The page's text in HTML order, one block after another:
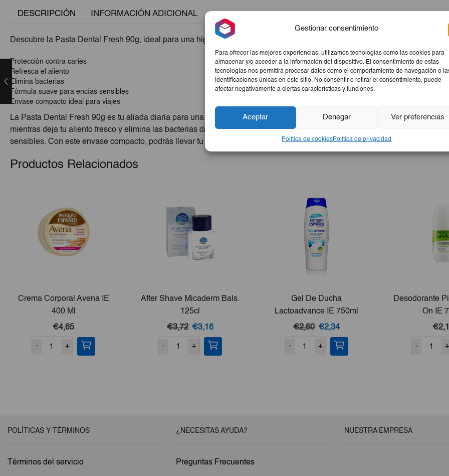
Gestionar consentimiento
Para ofrecer las mejores experiencias, utilizamos tecnologías como las cookies para
almacenar y/o acceder a la información del dispositivo. El consentimiento de estas
tecnologías nos permitirá procesar datos como el comportamiento de navegación o
identificaciones únicas en este sitio. No consentir o retirar el consentimiento, puede
afectar negativamente a ciertas características y funciones.
Aceptar Denegar Ver preferencias
Política de cookiesPolítica de privacidad
DESCRIPCIÓN INFORMACIÓN ADICIONAL
Descubre la Pasta Dental Fresh 90g, ideal para una higiene bucal completa y refrescante.
Protección contra caries
Refresca el aliento
Elimina bacterias
Fórmula suave para encías sensibles
Envase compacto ideal para viajes
La Pasta Dental Fresh 90g es tu aliada diaria para una limpieza bucal eficaz. Su fórmula avanzada protege tus dientes
mientras deja tu aliento fresco y elimina las bacterias dañinas. Además, su suavidad la hace perfecta para personas con
sensibles. Con este envase compacto, podrás llevar tu higiene a cualquier lugar con comodidad.
Productos Relacionados
Crema Corporal Avena IE
400 Ml
€4,65
- +
After Shave Micaderm Bals.
125cl
€3,72 El
precio
original
€3,16El
precio
actual
- +
Gel De Ducha
Lactoadvance IE 750ml
€2,60 El
precio
original
€2,34El
precio
actual
- +
Desodorante
On IE
- +
POLÍTICAS Y TÉRMINOS
Términos del servicio
¿NECESITAS AYUDA?
Preguntas Frecuentes
NUESTRA EMPRESA